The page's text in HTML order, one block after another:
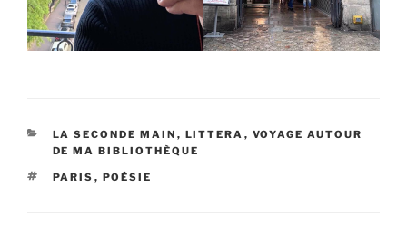
CATÉGORIES
LA SECONDE MAIN , LITTERA , VOYAGE AUTOUR
DE MA BIBLIOTHÈQUE
ÉTIQUETTES
PARIS , POÉSIE